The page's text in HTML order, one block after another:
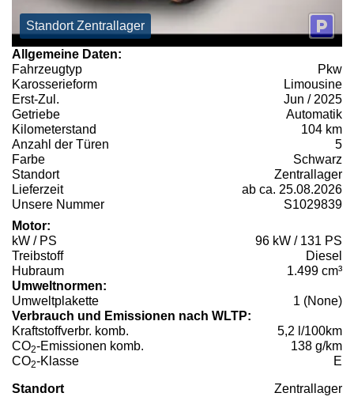
Standort Zentrallager
Allgemeine Daten:
Fahrzeugtyp
Pkw
Karosserieform
Limousine
Erst-Zul.
Jun / 2025
Getriebe
Automatik
Kilometerstand
104 km
Anzahl der Türen
5
Farbe
Schwarz
Standort
Zentrallager
Lieferzeit
ab ca. 25.08.2026
Unsere Nummer
S1029839
Motor:
kW / PS
96 kW / 131 PS
Treibstoff
Diesel
Hubraum
1.499 cm³
Umweltnormen:
Umweltplakette
1 (None)
Verbrauch und Emissionen nach WLTP:
Kraftstoffverbr. komb.
5,2 l/100km
CO2-Emissionen komb.
138 g/km
CO2-Klasse E
Standort Zentrallager